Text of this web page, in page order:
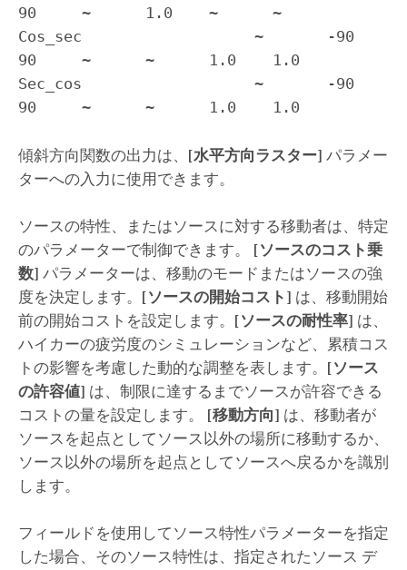
90     ~      1.0    ~      ~
Cos_sec                   ~       -90
90     ~      ~      1.0    1.0
Sec_cos                   ~       -90
90     ~      ~      1.0    1.0
傾斜方向関数の出力は、 [水平方向ラスター] パラメー
ターへの入力に使用できます。
ソースの特性、またはソースに対する移動者は、特定
のパラメーターで制御できます。 [ソースのコスト乗
数] パラメーターは、移動のモードまたはソースの強
度を決定します。 [ソースの開始コスト] は、移動開始
前の開始コストを設定します。 [ソースの耐性率] は、
ハイカーの疲労度のシミュレーションなど、累積コス
トの影響を考慮した動的な調整を表します。 [ソース
の許容値] は、制限に達するまでソースが許容できる
コストの量を設定します。 [移動方向] は、移動者が
ソースを起点としてソース以外の場所に移動するか、
ソース以外の場所を起点としてソースへ戻るかを識別
します。
フィールドを使用してソース特性パラメーターを指定
した場合、そのソース特性は、指定されたソース デ